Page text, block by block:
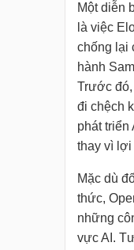
Một diễn
là việc
chống lại
hành
Trước đó,
đi chệch
phát triển
thay vì lợi
Mặc dù
thức,
những
vực AI.